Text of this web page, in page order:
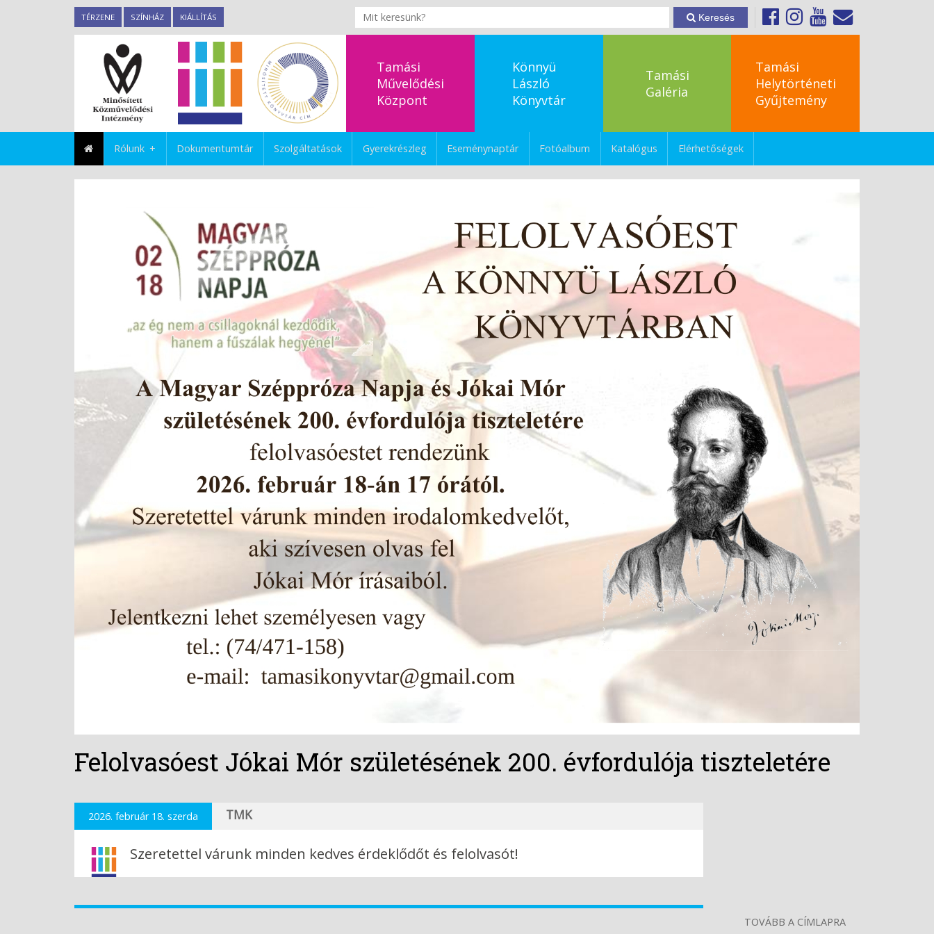
TÉRZENE SZÍNHÁZ KIÁLLÍTÁS Keresés
Tamási
Művelődési
Központ
Könnyü
László
Könyvtár
Tamási
Galéria
Tamási
Helytörténeti
Gyűjtemény
Rólunk Dokumentumtár Szolgáltatások Gyerekrészleg Eseménynaptár Fotóalbum Katalógus Elérhetőségek
Felolvasóest Jókai Mór születésének 200. évfordulója tiszteletére
2026. február 18. szerda TMK
Szeretettel várunk minden kedves érdeklődőt és felolvasót!
TOVÁBB A CÍMLAPRA